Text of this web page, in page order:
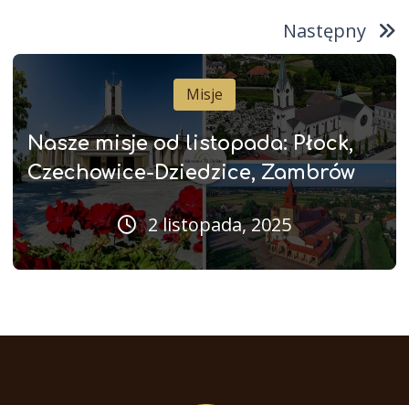
Następny
Misje
Nasze misje od listopada: Płock,
Czechowice-Dziedzice, Zambrów
2 listopada, 2025